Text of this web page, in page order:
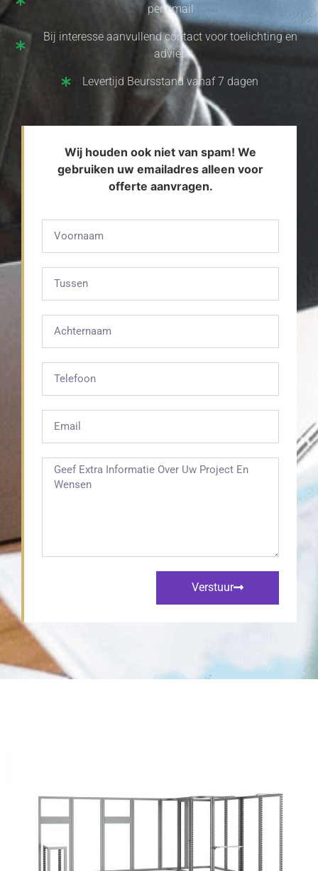
per email
Bij interesse aanvullend contact voor toelichting en
advies
Levertijd Beursstand vanaf 7 dagen
Wij houden ook niet van spam! We
gebruiken uw emailadres alleen voor
offerte aanvragen.
Verstuur